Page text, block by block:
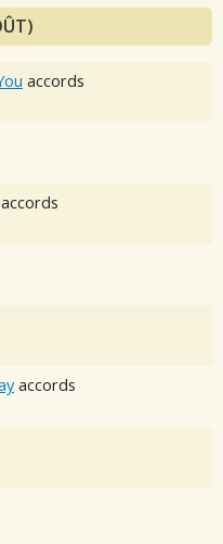
accords
accords
accords